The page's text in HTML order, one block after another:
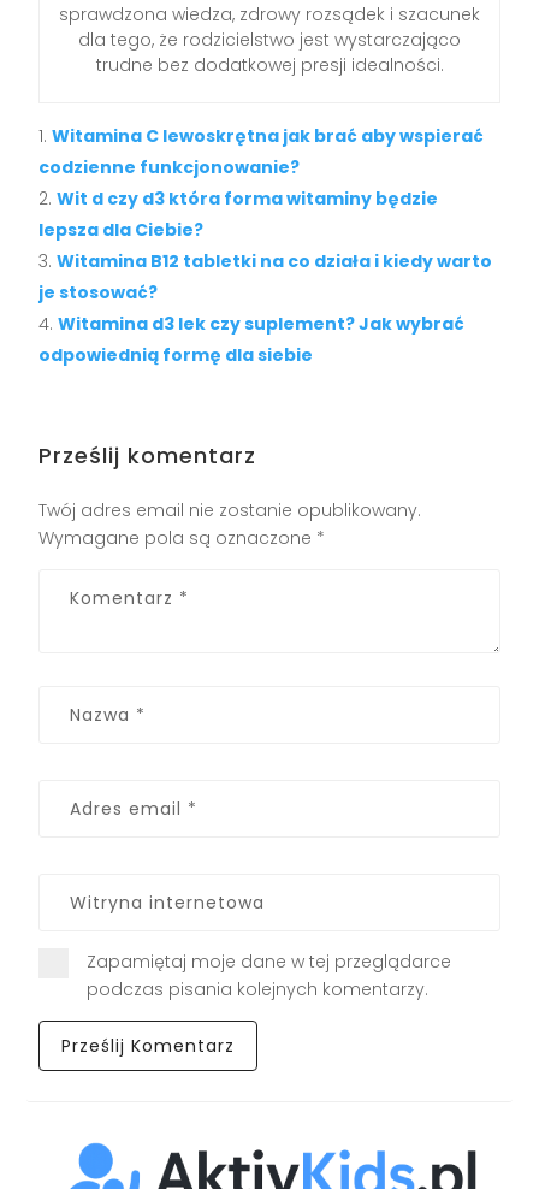
sprawdzona wiedza, zdrowy rozsądek i szacunek
dla tego, że rodzicielstwo jest wystarczająco
trudne bez dodatkowej presji idealności.
Witamina C lewoskrętna jak brać aby wspierać
codzienne funkcjonowanie?
Wit d czy d3 która forma witaminy będzie
lepsza dla Ciebie?
Witamina B12 tabletki na co działa i kiedy warto
je stosować?
Witamina d3 lek czy suplement? Jak wybrać
odpowiednią formę dla siebie
Prześlij komentarz
Twój adres email nie zostanie opublikowany.
Wymagane pola są oznaczone *
Zapamiętaj moje dane w tej przeglądarce
podczas pisania kolejnych komentarzy.